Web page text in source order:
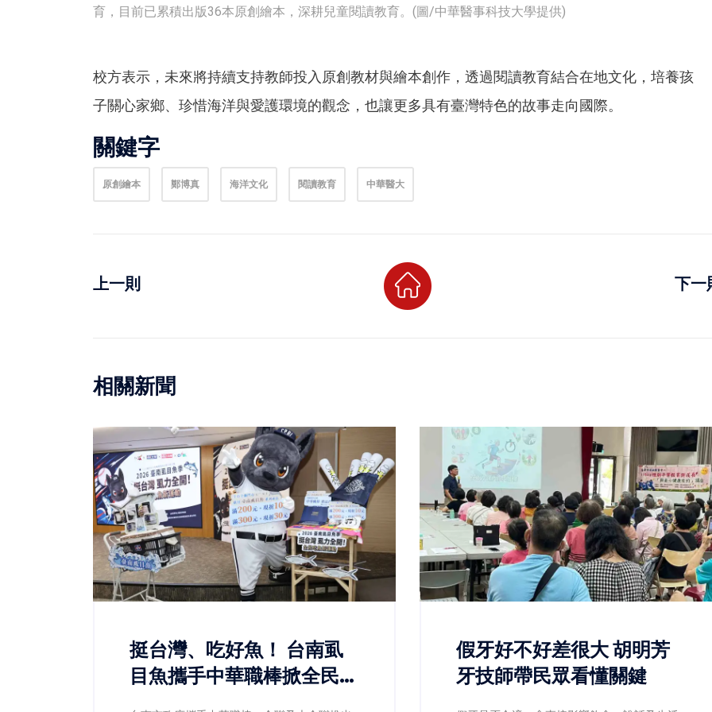
育，目前已累積出版36本原創繪本，深耕兒童閱讀教育。(圖/中華醫事科技大學提供)
校方表示，未來將持續支持教師投入原創教材與繪本創作，透過閱讀教育結合在地文化，培養孩
子關心家鄉、珍惜海洋與愛護環境的觀念，也讓更多具有臺灣特色的故事走向國際。
關鍵字
原創繪本 鄭博真 海洋文化 閱讀教育 中華醫大
上一則 下一
相關新聞
挺台灣、吃好魚！ 台南虱
目魚攜手中華職棒掀全民吃
假牙好不好差很大 胡明芳
牙技師帶民眾看懂關鍵